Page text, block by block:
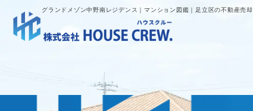
グランドメゾン中野南レジデンス｜マンション図鑑｜足立区の不動産売